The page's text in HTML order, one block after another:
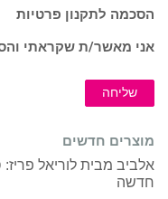
הסכמה לתקנון פרטיות
אני מאשר/ת שקראתי
שליחה
מוצרים חדשים
אלביב מבית לוריאל
חדשה